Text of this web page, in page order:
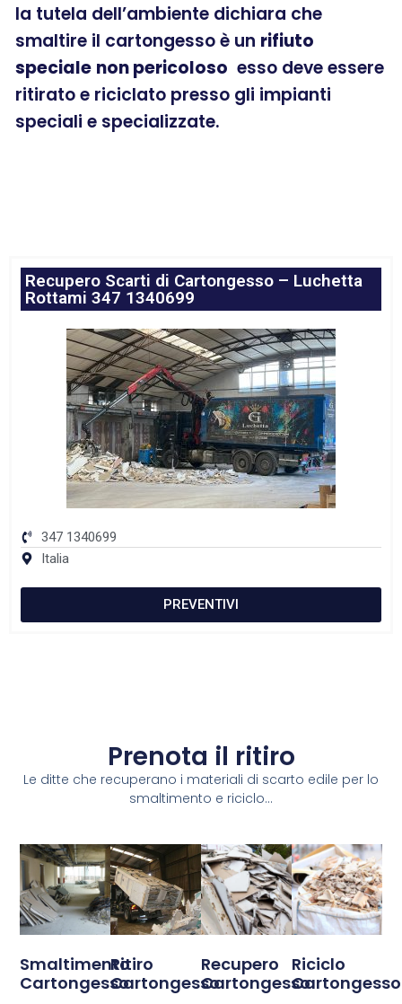
la tutela dell’ambiente dichiara che
smaltire il cartongesso è un rifiuto
speciale non pericoloso esso deve essere
ritirato e riciclato presso gli impianti
speciali e specializzate.
Recupero Scarti di Cartongesso – Luchetta
Rottami 347 1340699
347 1340699
Italia
PREVENTIVI
Prenota il ritiro
Le ditte che recuperano i materiali di scarto edile per lo
smaltimento e riciclo...
Smaltimento
Cartongesso
Ritiro
Cartongesso
Recupero
Cartongesso
Riciclo
Cartongesso